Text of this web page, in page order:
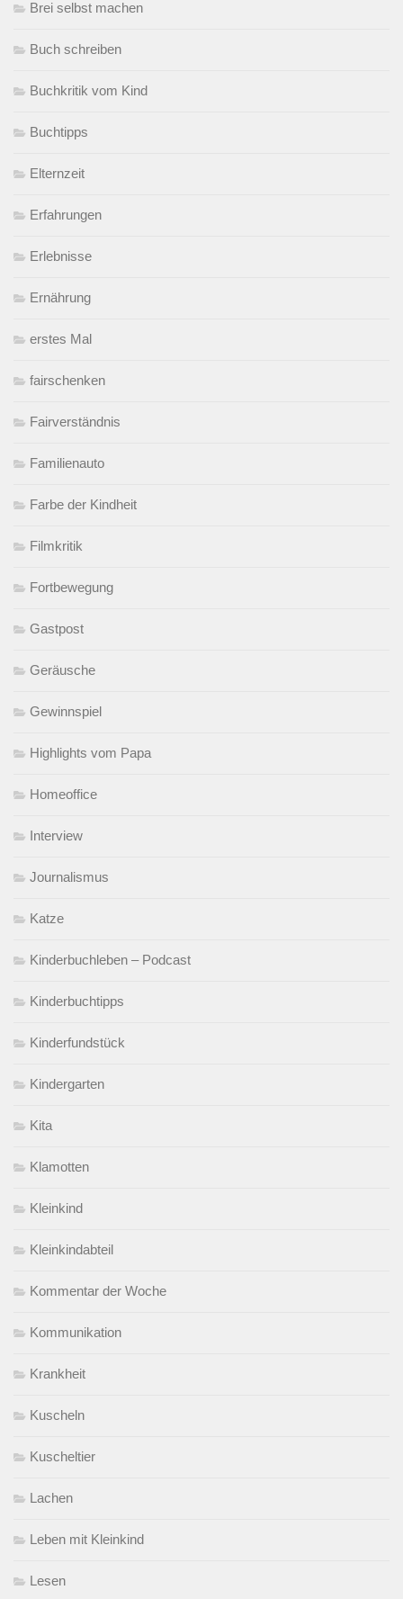
Brei selbst machen
Buch schreiben
Buchkritik vom Kind
Buchtipps
Elternzeit
Erfahrungen
Erlebnisse
Ernährung
erstes Mal
fairschenken
Fairverständnis
Familienauto
Farbe der Kindheit
Filmkritik
Fortbewegung
Gastpost
Geräusche
Gewinnspiel
Highlights vom Papa
Homeoffice
Interview
Journalismus
Katze
Kinderbuchleben – Podcast
Kinderbuchtipps
Kinderfundstück
Kindergarten
Kita
Klamotten
Kleinkind
Kleinkindabteil
Kommentar der Woche
Kommunikation
Krankheit
Kuscheln
Kuscheltier
Lachen
Leben mit Kleinkind
Lesen